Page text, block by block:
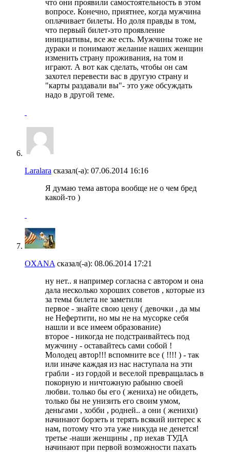
что они проявили самостоятельность в этом
вопросе. Конечно, приятнее, когда мужчина
оплачивает билеты. Но доля правды в том,
что первый билет-это проявление
инициативы, все же есть. Мужчины тоже не
дураки и понимают желание наших женщин
изменить страну проживания, на том и
играют. А вот как сделать, чтобы он сам
захотел перевести вас в другую страну и
"карты раздавали вы"- это уже обсуждать
надо в другой теме.
Laralara сказал(-а): 07.06.2014 16:16
Я думаю тема автора вообще не о чем бред
какой-то )
OXANA сказал(-а): 08.06.2014 17:21
ну нет.. я например согласна с автором и она
дала несколько хороших советов , которые из
за темы билета не заметили
первое - знайте свою цену ( девочки , да мы
не Нефертити, но мы не на мусорке себя
нашли и все имеем образование)
второе - никогда не подстраивайтесь под
мужчину - оставайтесь сами собой !
Молодец автор!!! вспомните все ( !!!! ) - так
или иначе каждая из нас наступала на эти
грабли - из гордой и веселой превращалась в
покорную и ничтожную рабыню своей
любви. только бы его ( жениха) не обидеть,
только бы не унизить его своим умом,
деньгами , хобби , родней.. а они ( женихи)
начинают борзеть и терять всякий интерес к
нам, потому что эта уже никуда не денется!
третье -наши женщины , пр иехав ТУДА
начинают при первой возможности пахать